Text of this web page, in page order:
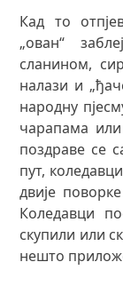
Кад то
„ован“
сланином,
налази и
народну
чарапама
поздраве се
пут,
двије
Коледавци
скупили или
нешто